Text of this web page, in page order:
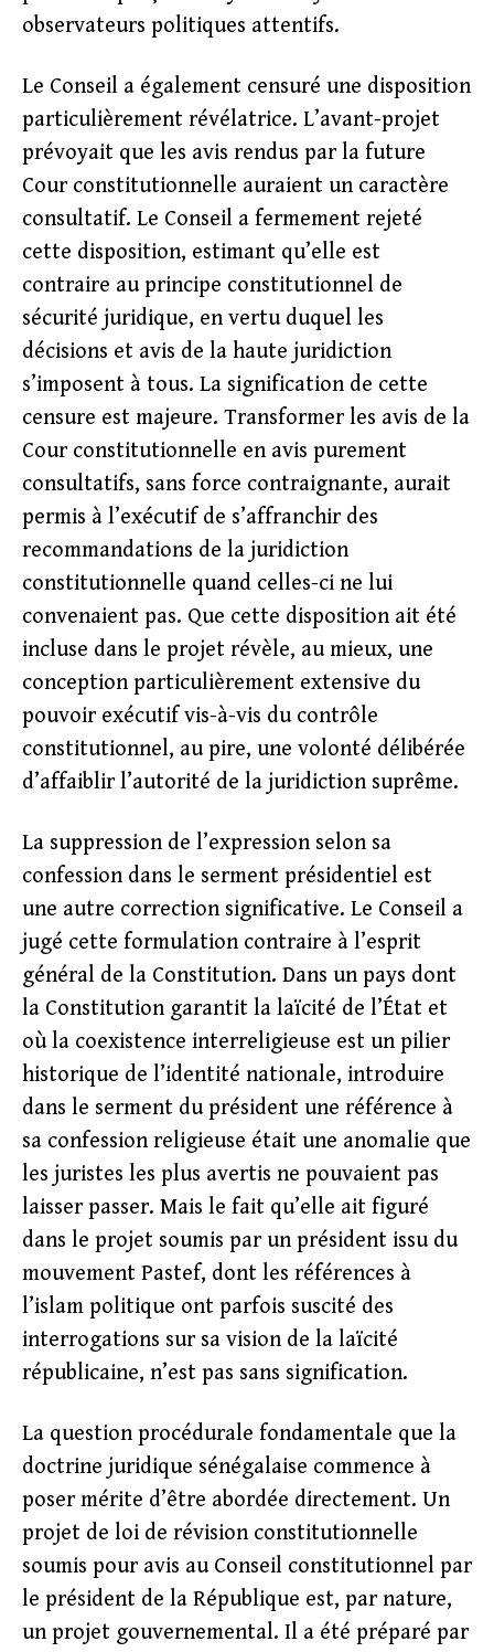
observateurs politiques attentifs.
Le Conseil a également censuré une disposition
particulièrement révélatrice. L’avant-projet
prévoyait que les avis rendus par la future
Cour constitutionnelle auraient un caractère
consultatif. Le Conseil a fermement rejeté
cette disposition, estimant qu’elle est
contraire au principe constitutionnel de
sécurité juridique, en vertu duquel les
décisions et avis de la haute juridiction
s’imposent à tous. La signification de cette
censure est majeure. Transformer les avis de la
Cour constitutionnelle en avis purement
consultatifs, sans force contraignante, aurait
permis à l’exécutif de s’affranchir des
recommandations de la juridiction
constitutionnelle quand celles-ci ne lui
convenaient pas. Que cette disposition ait été
incluse dans le projet révèle, au mieux, une
conception particulièrement extensive du
pouvoir exécutif vis-à-vis du contrôle
constitutionnel, au pire, une volonté délibérée
d’affaiblir l’autorité de la juridiction suprême.
La suppression de l’expression selon sa
confession dans le serment présidentiel est
une autre correction significative. Le Conseil a
jugé cette formulation contraire à l’esprit
général de la Constitution. Dans un pays dont
la Constitution garantit la laïcité de l’État et
où la coexistence interreligieuse est un pilier
historique de l’identité nationale, introduire
dans le serment du président une référence à
sa confession religieuse était une anomalie que
les juristes les plus avertis ne pouvaient pas
laisser passer. Mais le fait qu’elle ait figuré
dans le projet soumis par un président issu du
mouvement Pastef, dont les références à
l’islam politique ont parfois suscité des
interrogations sur sa vision de la laïcité
républicaine, n’est pas sans signification.
La question procédurale fondamentale que la
doctrine juridique sénégalaise commence à
poser mérite d’être abordée directement. Un
projet de loi de révision constitutionnelle
soumis pour avis au Conseil constitutionnel par
le président de la République est, par nature,
un projet gouvernemental. Il a été préparé par